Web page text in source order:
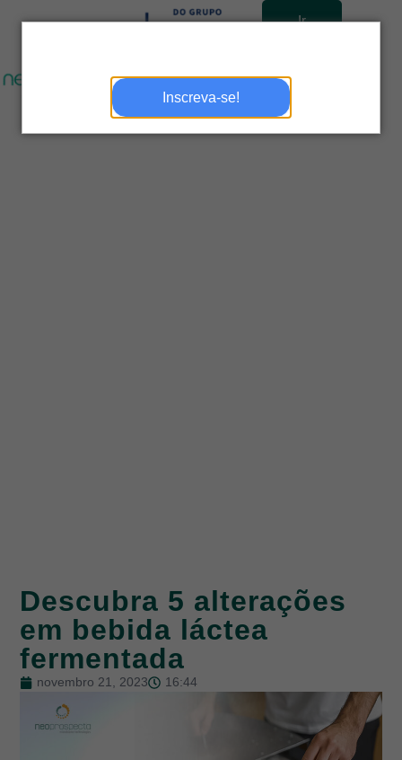
Inscreva-se!
Ir
Descubra 5 alterações
em bebida láctea
fermentada
novembro 21, 2023 16:44